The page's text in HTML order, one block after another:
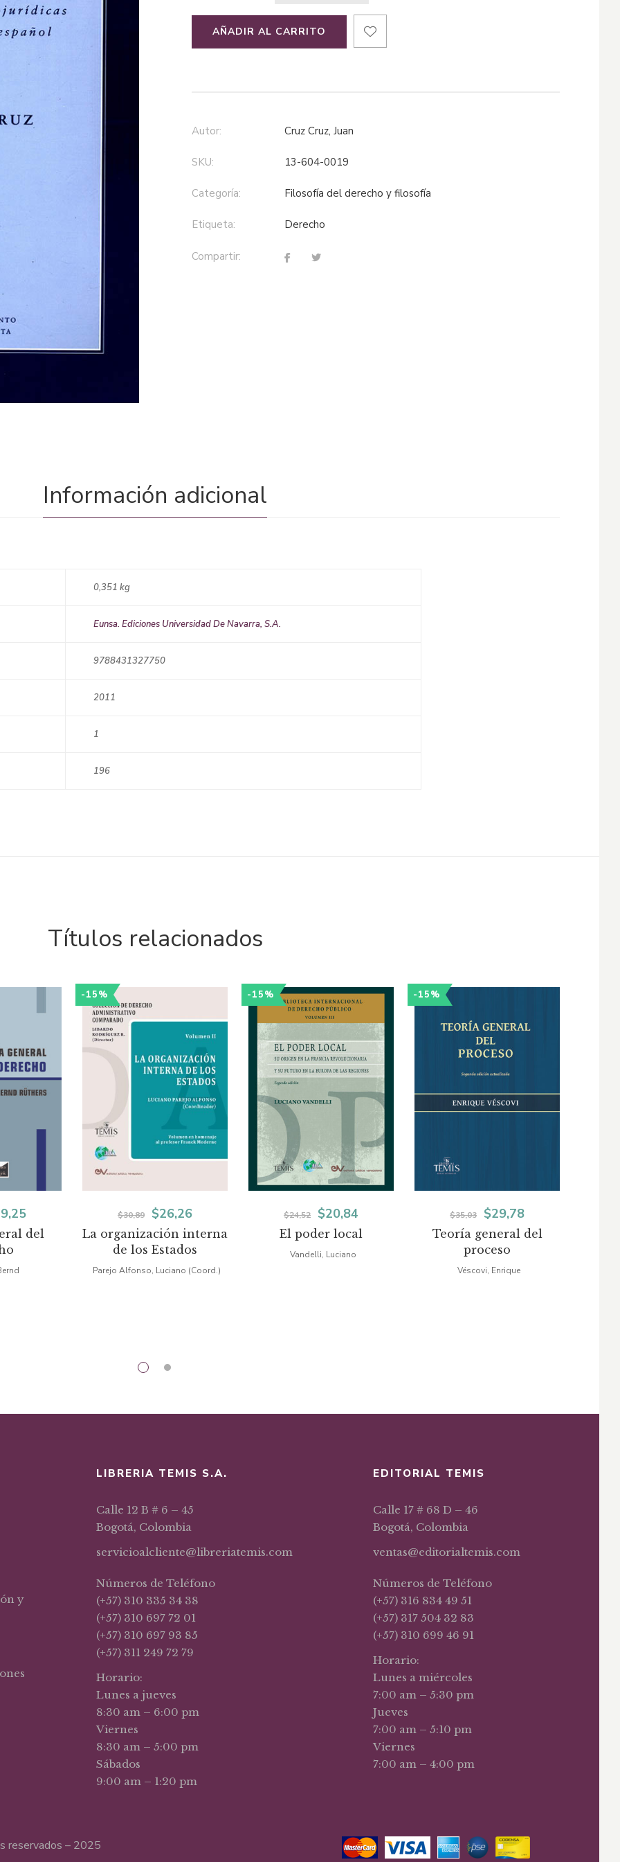
AÑADIR AL CARRITO
Autor: Cruz Cruz, Juan
SKU: 13-604-0019
Categoría: filosofía del derecho y filosofía
Etiqueta: derecho
Compartir:
Información adicional
0,351 kg
Eunsa. Ediciones Universidad De Navarra, S.A.
9788431327750
2011
1
196
Títulos relacionados
del
El
precio
-15%
La organización interna
de los Estados
$30,89
El
precio
original
$26,26El
precio
actual
Parejo Alfonso, Luciano (Coord.)
-15%
El poder local
$24,52
El
precio
original
$20,84
precio
Vandelli, Luciano
-15%
Teoría general del
proceso
$35,03
El
precio
original
$29,78El
precio
Véscovi, Enrique
y
LIBRERIA TEMIS S.A.
Calle 12 B # 6 – 45
Bogotá, Colombia
servicioalcliente@libreriatemis.com
Números de Teléfono
(+57) 310 335 34 38
(+57) 310 697 72 01
(+57) 310 697 93 85
(+57) 311 249 72 79
Horario:
Lunes a jueves
8:30 am – 6:00 pm
Viernes
8:30 am – 5:00 pm
Sábados
9:00 am – 1:20 pm
EDITORIAL TEMIS
Calle 17 # 68 D – 46
Bogotá, Colombia
ventas@editorialtemis.com
Números de Teléfono
(+57) 316 834 49 51
(+57) 317 504 32 83
(+57) 310 699 46 91
Horario:
Lunes a miércoles
7:00 am – 5:30 pm
Jueves
7:00 am – 5:10 pm
Viernes
7:00 am – 4:00 pm
reservados – 2025